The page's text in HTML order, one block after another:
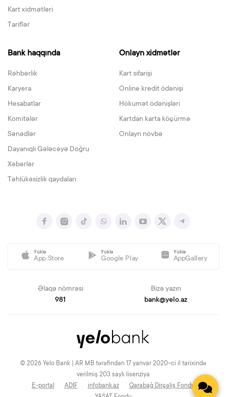
Kart xidmətləri
Tariflər
Bank haqqında
Rəhbərlik
Karyera
Hesabatlar
Komitələr
Sənədlər
Dayanıqlı Gələcəyə Doğru
Xəbərlər
Təhlükəsizlik qaydaları
Onlayn xidmətlər
Kart sifarişi
Online kredit ödənişi
Hökumət ödənişləri
Kartdan karta köçürmə
Onlayn növbə
Yüklə
App Store
Yüklə
Google Play
Yüklə
AppGallery
Əlaqə nömrəsi
981
Bizə yazın
bank@yelo.az
© 2026 Yelo Bank | AR MB tərəfindən 17 yanvar 2020-ci il tarixində
verilmiş 203 saylı lisenziya
E-portal
ADİF infobank.az
Qarabağ Dirçəliş Fondu